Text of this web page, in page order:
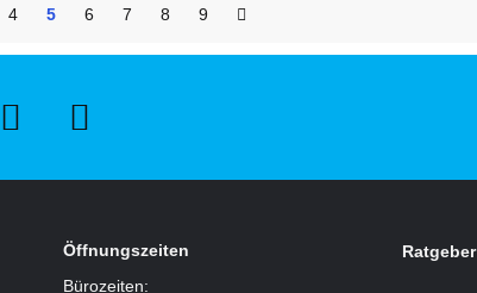
4 5 6 7 8 9
Öffnungszeiten
Bürozeiten:
Ratgeber